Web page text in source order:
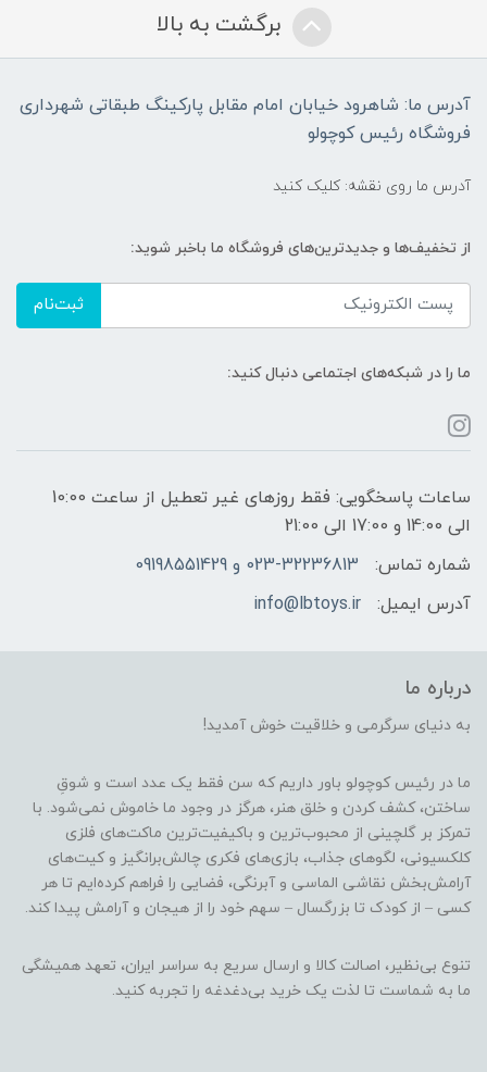
برگشت به بالا
آدرس ما: شاهرود خیابان امام مقابل پارکینگ طبقاتی شهرداری
فروشگاه رئیس کوچولو
آدرس ما روی نقشه: کلیک کنید
از تخفیف‌ها و جدیدترین‌های فروشگاه ما باخبر شوید:
ثبت‌نام
ما را در شبکه‌های اجتماعی دنبال کنید:
ساعات پاسخگویی: فقط روزهای غیر تعطیل از ساعت 10:00
الی 14:00 و 17:00 الی 21:00
شماره تماس:
023-32236813 و 09198551429
آدرس ایمیل:
info@lbtoys.ir
درباره ما
به دنیای سرگرمی و خلاقیت خوش آمدید!
ما در رئیس کوچولو باور داریم که سن فقط یک عدد است و شوقِ
ساختن، کشف کردن و خلق هنر، هرگز در وجود ما خاموش نمی‌شود. با
تمرکز بر گلچینی از محبوب‌ترین و باکیفیت‌ترین ماکت‌های فلزی
کلکسیونی، لگوهای جذاب، بازی‌های فکری چالش‌برانگیز و کیت‌های
آرامش‌بخش نقاشی الماسی و آبرنگی، فضایی را فراهم کرده‌ایم تا هر
کسی – از کودک تا بزرگسال – سهم خود را از هیجان و آرامش پیدا کند.
تنوع بی‌نظیر، اصالت کالا و ارسال سریع به سراسر ایران، تعهد همیشگی
ما به شماست تا لذت یک خرید بی‌دغدغه را تجربه کنید.